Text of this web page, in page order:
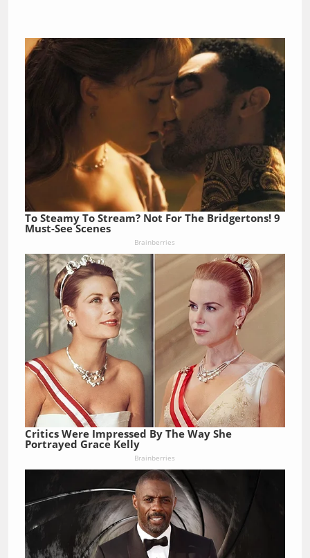
To Steamy To Stream? Not For The Bridgertons! 9
Must-See Scenes
Brainberries
Critics Were Impressed By The Way She
Portrayed Grace Kelly
Brainberries